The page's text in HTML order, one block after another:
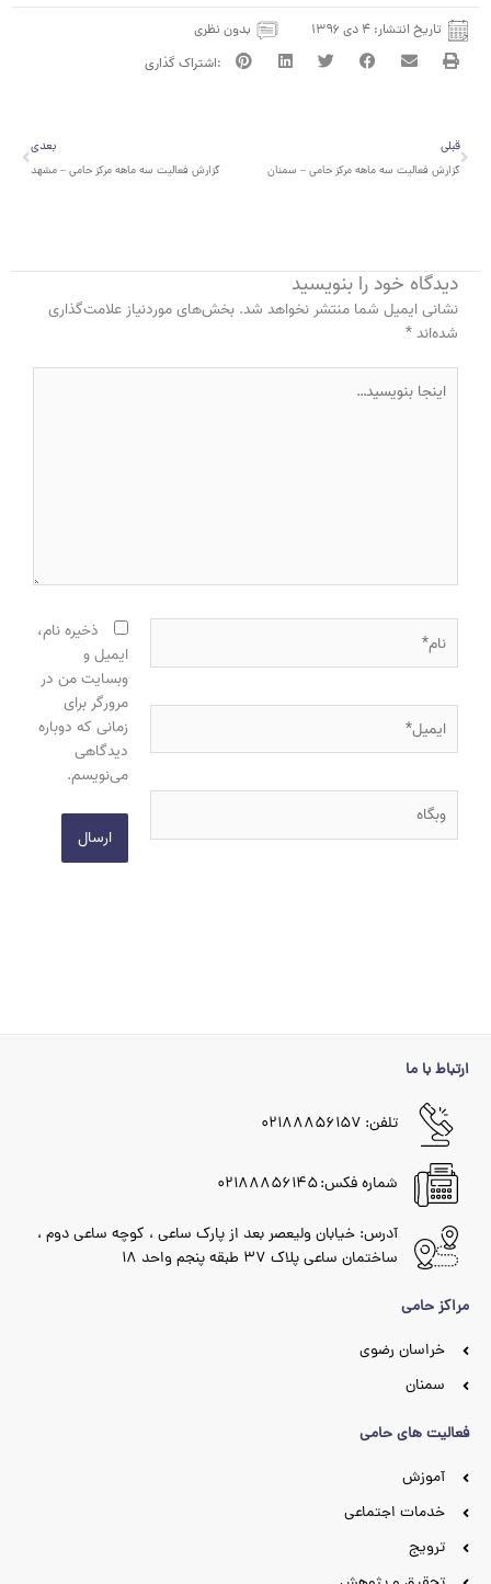
تاریخ انتشار: ۴ دی ۱۳۹۶ بدون نظری
قبلی
قبلی
گزارش فعالیت سه ماهه مرکز حامی – سمنان
بعدی
گزارش فعالیت سه ماهه مرکز حامی – مشهد
دیدگاه‌ خود را بنویسید
نشانی ایمیل شما منتشر نخواهد شد. بخش‌های موردنیاز علامت‌گذاری
شده‌اند*
بنویسید…
وبگاه
ذخیره نام،
ایمیل و
وبسایت من در
مرورگر برای
زمانی که دوباره
دیدگاهی
می‌نویسم.
ارتباط با ما
تلفن: ۰۲۱۸۸۸۵۶۱۵۷
شماره فکس: ۰۲۱۸۸۸۵۶۱۴۵
آدرس: خیابان ولیعصر بعد از پارک ساعی ، کوچه ساعی دوم ،
ساختمان ساعی پلاک ۳۷ طبقه پنجم واحد ۱۸
مراکز حامی
خراسان رضوی
سمنان
فعالیت های حامی
آموزش
خدمات اجتماعی
ترویج